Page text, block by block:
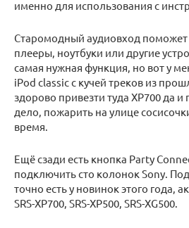
именно для использования с
Старомодный аудиовход
плееры, ноутбуки или другие
самая нужная функция, но вот у
iPod classic с кучей треков из
здорово привезти туда XP700 да и
дело, пожарить на улице
время.
Ещё сзади есть кнопка Party
подключить сто колонок Sony.
точно есть у новинок этого года,
SRS-XP700, SRS-XP500, SRS-XG500.